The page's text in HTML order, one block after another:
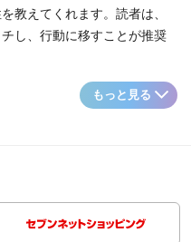
教えてくれます。読者は、
し、行動に移すことが推奨
もっと見る